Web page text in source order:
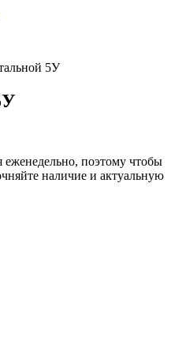
5У
еженедельно, поэтому чтобы
наличие и актуальную